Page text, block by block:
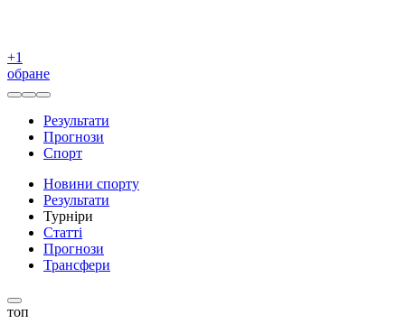
+1
обране
Результати
Прогнози
Спорт
Новини спорту
Результати
Турніри
Статті
Прогнози
Трансфери
топ